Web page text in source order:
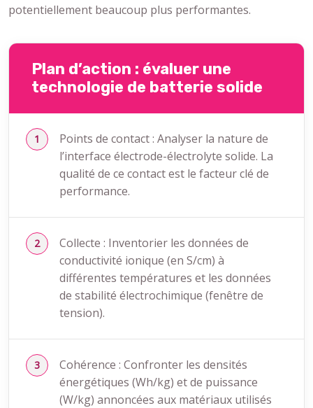
potentiellement beaucoup plus performantes.
Plan d’action : évaluer une
technologie de batterie solide
Points de contact : Analyser la nature de
l’interface électrode-électrolyte solide. La
qualité de ce contact est le facteur clé de
performance.
Collecte : Inventorier les données de
conductivité ionique (en S/cm) à
différentes températures et les données
de stabilité électrochimique (fenêtre de
tension).
Cohérence : Confronter les densités
énergétiques (Wh/kg) et de puissance
(W/kg) annoncées aux matériaux utilisés